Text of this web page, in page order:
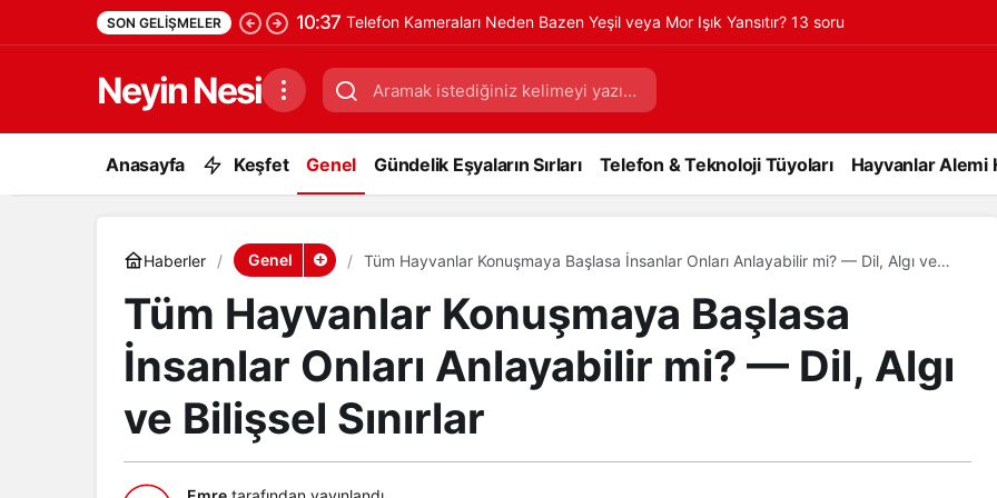
SON GELIŞMELER 10:37 Telefon Kameraları Neden Bazen Yeşil veya Mor Işık Yansıtır? 13 soru
Neyin Nesi
Anasayfa Keşfet Genel Gündelik Eşyaların Sırları Telefon & Teknoloji Tüyoları Hayvanlar Alemi
Haberler Genel
Tüm Hayvanlar Konuşmaya Başlasa İnsanlar Onları Anlayabilir mi? — Dil, Algı ve
Tüm Hayvanlar Konuşmaya Başlasa
İnsanlar Onları Anlayabilir mi? — Dil, Algı
ve Bilişsel Sınırlar